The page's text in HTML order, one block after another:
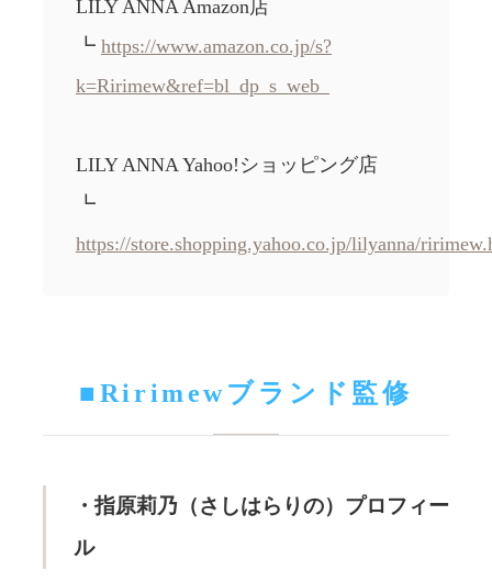
LILY ANNA Amazon店
┗ https://www.amazon.co.jp/s?
k=Ririmew&ref=bl_dp_s_web_
LILY ANNA Yahoo!ショッピング店
┗
https://store.shopping.yahoo.co.jp/lilyanna/
■Ririmewブランド監修
・指原莉乃（さしはらりの）プロフィー
ル